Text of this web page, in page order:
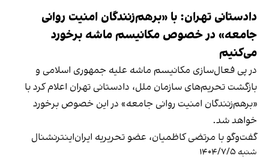
دادستانی تهران: با «برهم‌زنندگان امنیت روانی
جامعه» در خصوص مکانیسم ماشه برخورد
می‌کنیم
در پی فعال‌سازی مکانیسم ماشه علیه جمهوری اسلامی و
بازگشت تحریم‌های سازمان ملل، دادستانی تهران اعلام کرد با
«برهم‌زنندگان امنیت روانی جامعه» در این خصوص برخورد
خواهد شد.
گفت‌وگو با مرتضی کاظمیان، عضو تحریریه ایران‌اینترنشنال
شنبه ۱۴۰۴/۷/۵